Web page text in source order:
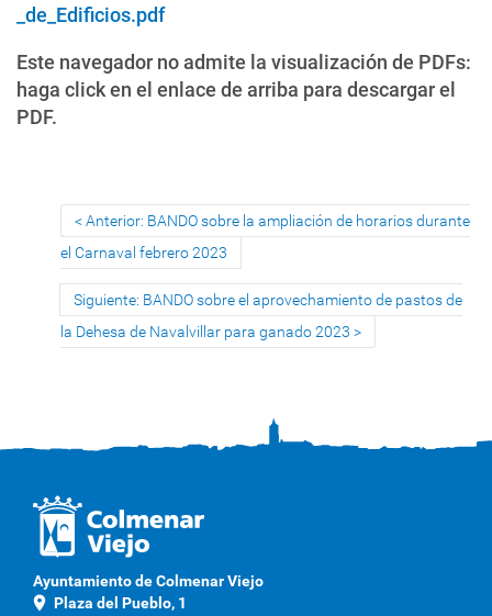
_de_Edificios.pdf
Este navegador no admite la visualización de PDFs:
haga click en el enlace de arriba para descargar el
PDF.
Anterior: BANDO sobre la ampliación de horarios durante
el Carnaval febrero 2023
Siguiente: BANDO sobre el aprovechamiento de pastos de
la Dehesa de Navalvillar para ganado 2023
Ayuntamiento de Colmenar Viejo
location_on Plaza del Pueblo, 1